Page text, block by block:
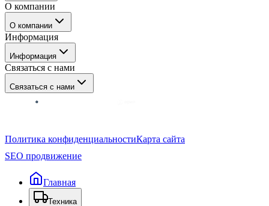
Техника
Навесное оборудование
Запчасти
Сервис и ремонт
О компании
О компании
Новости
Блог
Информация
Информация
Контакты
Связаться с нами
Связаться с нами
+375 44 532-21-55
info@tsb.by
Политика конфиденциальностиКарта сайта
SEO продвижение
Главная
Техника